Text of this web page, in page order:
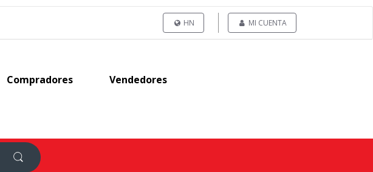
HN MI CUENTA
Compradores Vendedores